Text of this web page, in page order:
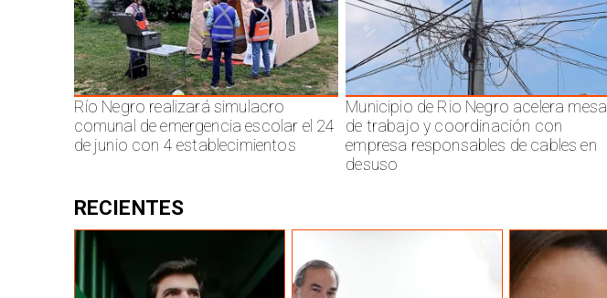
Río Negro realizará simulacro
comunal de emergencia escolar el 24
de junio con 4 establecimientos
Municipio de Rio Negro acelera mesa
de trabajo y coordinación con
empresa responsables de cables en
desuso
RECIENTES